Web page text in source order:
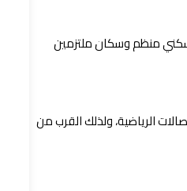
منظم وسكان ملتزمين
الرياضية، ولذلك القرب من